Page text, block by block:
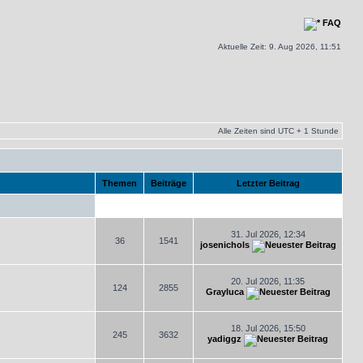
FAQ
Aktuelle Zeit: 9. Aug 2026, 11:51
Alle Zeiten sind UTC + 1 Stunde
Themen Beiträge Letzter Beitrag
36 1541
31. Jul 2026, 12:34
josenichols
124 2855
20. Jul 2026, 11:35
Grayluca
245 3632
18. Jul 2026, 15:50
yadiggz